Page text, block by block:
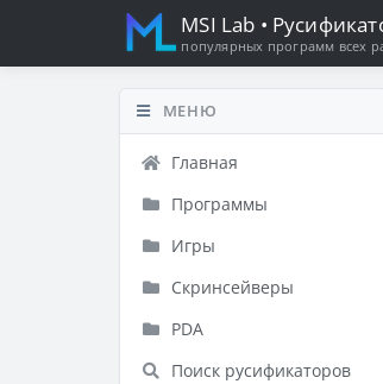
MSI Lab •
популярных программ всех
МЕНЮ
Главная
Программы
Игры
Скринсейверы
PDA
Поиск русификаторов